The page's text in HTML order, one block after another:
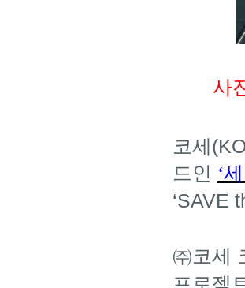
사
코세
드인 ‘
‘SAVE
㈜코세
프로젝